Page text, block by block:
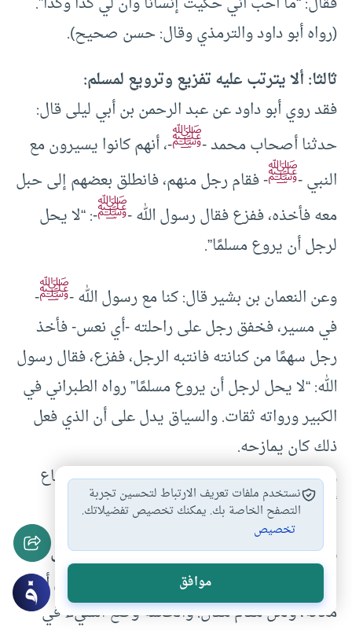
(رواه أبو داود والترمذي وقال: حسن صحيح).
ثالثا: ألا يترتب عليه تفزيع وترويع لمسلم:
فقد روي أبو داود عن عبد الرحمن بن أبي ليلى قال:
حدثنا أصحاب محمد -ﷺ-، أنهم كانوا يسيرون مع
النبي -ﷺ- فقام رجل منهم، فانطلق بعضهم إلى حبل
معه فأخذه، ففزع فقال رسول الله -ﷺ-: “لا يحل
لرجل أن يروع مسلمًا”.
وعن النعمان بن بشير قال: كنا مع رسول الله -ﷺ-
في مسير، فخفق رجل على راحلته -أي نعس- فأخذ
رجل سهمًا من كنانته فانتبه الرجل، ففزع، فقال رسول
الله: “لا يحل لرجل أن يروع مسلمًا” رواه الطبراني في
الكبير ورواته ثقات. والسياق يدل على أن الذي فعل
ذلك كان يمازحه.
وقد جاء في الحديث الآخر: “لا يأخذ أحدكم متاع
أخيه لاعبًا ولا جادا”رواه الترمذيوحسنه.
رابعًا: ألا يهزل في موضع الجد، ولا يضحك في
مجال يستوجب البكاء:فلكل شيء أوانه، ولكل أمر
مكانه، ولكل مقام مقال. والحكمة وضع الشيء في
نستخدم ملفات تعريف الارتباط لتحسين تجربة
التصفح الخاصة بك. يمكنك تخصيص تفضيلاتك.
تخصيص
موافق